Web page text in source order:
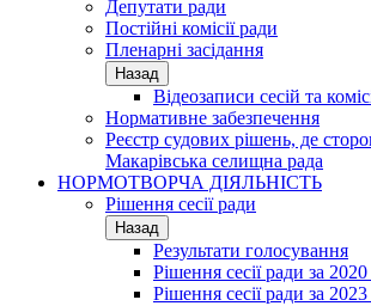
Депутати ради
Постійні комісії ради
Пленарні засідання
Назад
Відеозаписи сесій та
Нормативне забезпечення
Реєстр судових рішень, де
Макарівська селищна рада
НОРМОТВОРЧА ДІЯЛЬНІСТЬ
Рішення сесії ради
Назад
Результати голосування
Рішення сесії ради за 2020
Рішення сесії ради за 2023